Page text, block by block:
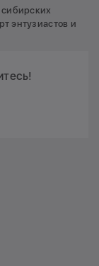
энтузиастов и